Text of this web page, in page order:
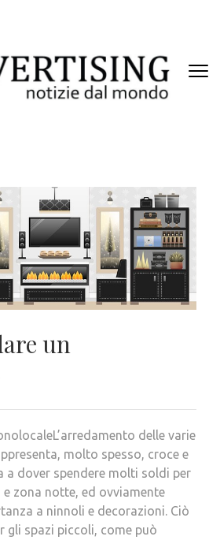
un
delle varie
molto spesso, croce e
a dover spendere molti soldi per
zona notte, ed ovviamente
a ninnoli e decorazioni. Ciò
gli spazi piccoli, come può